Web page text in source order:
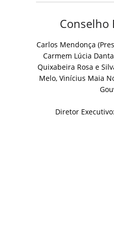
Conselho
Carlos Mendonça
Carmem Lúcia
Quixabeira Rosa e
Melo, Vinícius Maia
Diretor Executivo: